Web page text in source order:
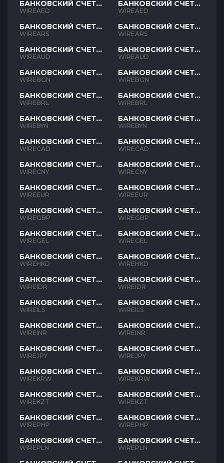
БАНКОВСКИЙ СЧЕТ
AED
WIREAED
БАНКОВСКИЙ СЧЕТ
ARS
WIREARS
БАНКОВСКИЙ СЧЕТ
AUD
WIREAUD
БАНКОВСКИЙ СЧЕТ
BGN
WIREBGN
БАНКОВСКИЙ СЧЕТ
BRL
WIREBRL
БАНКОВСКИЙ СЧЕТ
BYN
WIREBYN
БАНКОВСКИЙ СЧЕТ
CAD
WIRECAD
БАНКОВСКИЙ СЧЕТ
CNY
WIRECNY
БАНКОВСКИЙ СЧЕТ
EUR
WIREEUR
БАНКОВСКИЙ СЧЕТ
GBP
WIREGBP
БАНКОВСКИЙ СЧЕТ
GEL
WIREGEL
БАНКОВСКИЙ СЧЕТ
HKD
WIREHKD
БАНКОВСКИЙ СЧЕТ
IDR
WIREIDR
БАНКОВСКИЙ СЧЕТ
ILS
WIREILS
БАНКОВСКИЙ СЧЕТ
INR
WIREINR
БАНКОВСКИЙ СЧЕТ
JPY
WIREJPY
БАНКОВСКИЙ СЧЕТ
KRW
WIREKRW
БАНКОВСКИЙ СЧЕТ
KZT
WIREKZT
БАНКОВСКИЙ СЧЕТ
PHP
WIREPHP
БАНКОВСКИЙ СЧЕТ
PLN
WIREPLN
БАНКОВСКИЙ СЧЕТ
AED
WIREAED
БАНКОВСКИЙ СЧЕТ
ARS
WIREARS
БАНКОВСКИЙ СЧЕТ
AUD
WIREAUD
БАНКОВСКИЙ СЧЕТ
BGN
WIREBGN
БАНКОВСКИЙ СЧЕТ
BRL
WIREBRL
БАНКОВСКИЙ СЧЕТ
BYN
WIREBYN
БАНКОВСКИЙ СЧЕТ
CAD
WIRECAD
БАНКОВСКИЙ СЧЕТ
CNY
WIRECNY
БАНКОВСКИЙ СЧЕТ
EUR
WIREEUR
БАНКОВСКИЙ СЧЕТ
GBP
WIREGBP
БАНКОВСКИЙ СЧЕТ
GEL
WIREGEL
БАНКОВСКИЙ СЧЕТ
HKD
WIREHKD
БАНКОВСКИЙ СЧЕТ
IDR
WIREIDR
БАНКОВСКИЙ СЧЕТ
ILS
WIREILS
БАНКОВСКИЙ СЧЕТ
INR
WIREINR
БАНКОВСКИЙ СЧЕТ
JPY
WIREJPY
БАНКОВСКИЙ СЧЕТ
KRW
WIREKRW
БАНКОВСКИЙ СЧЕТ
KZT
WIREKZT
БАНКОВСКИЙ СЧЕТ
PHP
WIREPHP
БАНКОВСКИЙ СЧЕТ
PLN
WIREPLN